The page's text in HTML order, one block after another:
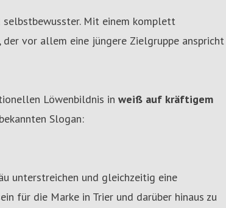
selbstbewusster. Mit einem komplett
vor allem eine jüngere Zielgruppe anspricht
Löwenbildnis in weiß auf kräftigem
Slogan:
unterstreichen und gleichzeitig eine
für die Marke in Trier und darüber hinaus zu